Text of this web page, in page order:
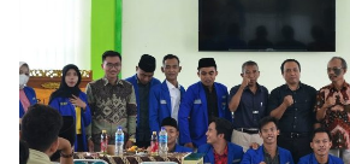
Insight
NTB
Suara
Time
Lens
IDN
Daily
Jogja
Jalan
Rakyat
Idealita
News
Kita
Notice
Radar
Baru
Seedbacklink